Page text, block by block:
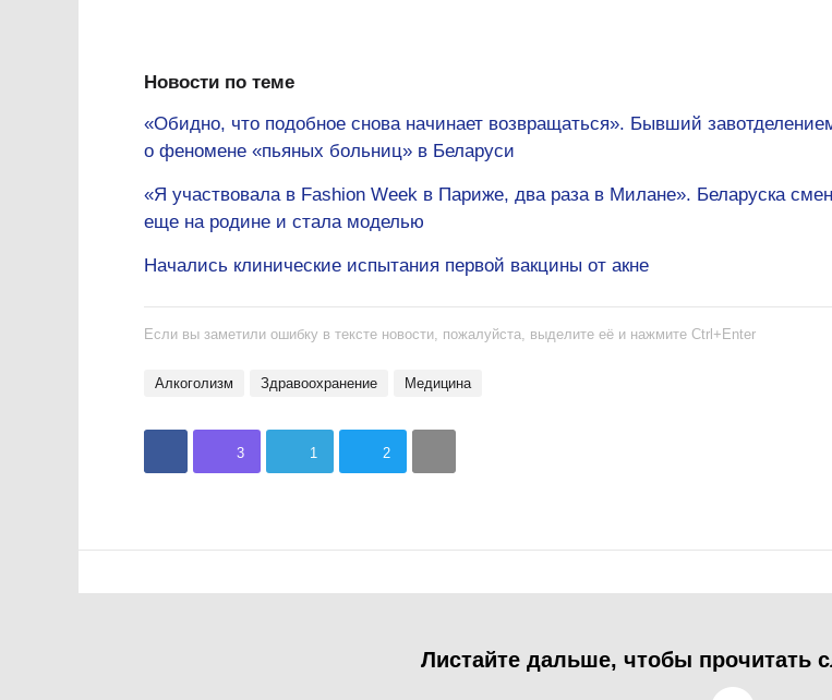
Новости по теме
«Обидно, что подобное снова начинает возвращаться». Бывший
о феномене «пьяных больниц» в Беларуси
«Я участвовала в Fashion Week в Париже, два раза в Милане». Беларуска
еще на родине и стала моделью
Начались клинические испытания первой вакцины от акне
Если вы заметили ошибку в тексте новости, пожалуйста, выделите её и нажмите Ctrl+Enter
алкоголизм Здравоохранение медицина
3 1 2
Листайте дальше, чтобы прочитать